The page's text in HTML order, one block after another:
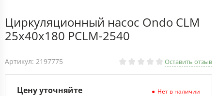
Циркуляционный насос Ondo CLM
25x40x180 PCLM-2540
Артикул: 2197775 Оставить отзыв
Цену уточняйте Нет в наличии